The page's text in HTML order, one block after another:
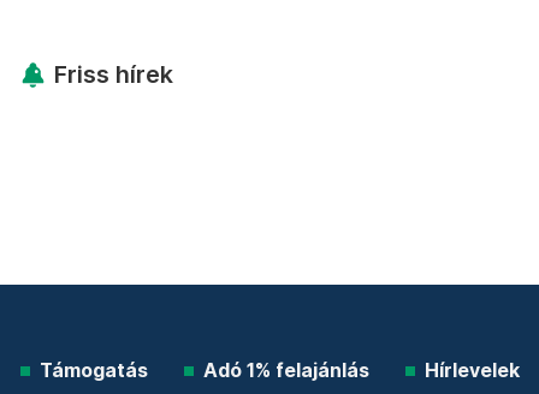
Friss hírek
Támogatás Adó 1% felajánlás Hírlevelek